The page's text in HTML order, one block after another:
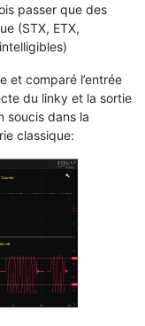
passer que des
(STX, ETX,
et comparé l’entrée
du linky et la sortie
soucis dans la
classique: